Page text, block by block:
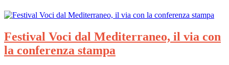
Festival Voci dal Mediterraneo, il via con
la conferenza stampa